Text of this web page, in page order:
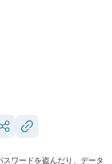
ワードを盗んだり、データ